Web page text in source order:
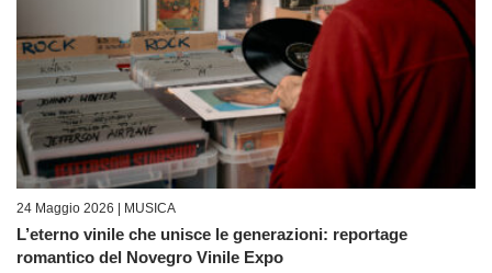
24 Maggio 2026 | MUSICA
L’eterno vinile che unisce le generazioni: reportage
romantico del Novegro Vinile Expo